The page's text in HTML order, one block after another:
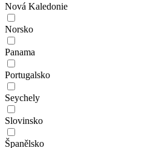
Nová Kaledonie
Norsko
Panama
Portugalsko
Seychely
Slovinsko
Španělsko